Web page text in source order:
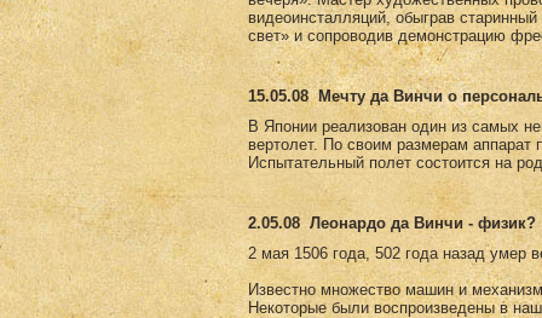
видеоинсталляций, обыграв
свет» и сопроводив демонстрацию
15.05.08 Мечту да Винчи о
В Японии реализован один из самых
вертолет. По своим размерам
Испытательный полет состоится на
2.05.08 Леонардо да Винчи - физик?
2 мая 1506 года, 502 года назад умер
Известно множество машин и
Некоторые были воспроизведены в